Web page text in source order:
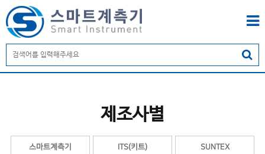
제조사별
스마트계측기 ITS(키트) SUNTEX